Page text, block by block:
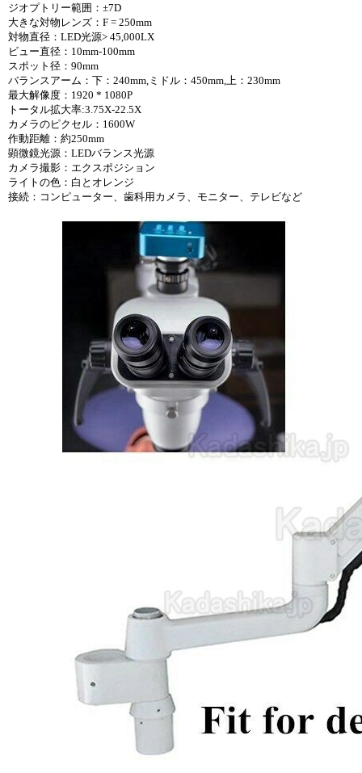
ジオプトリー範囲：±7D
大きな対物レンズ：F = 250mm
対物直径：LED光源> 45,000LX
ビュー直径：10mm-100mm
スポット径：90mm
バランスアーム：下：240mm,ミドル：450mm,上：230mm
最大解像度：1920 * 1080P
トータル拡大率:3.75X-22.5X
カメラのピクセル：1600W
作動距離：約250mm
顕微鏡光源：LEDバランス光源
カメラ撮影：エクスポジション
ライトの色：白とオレンジ
接続：コンピューター、歯科用カメラ、モニター、テレビなど